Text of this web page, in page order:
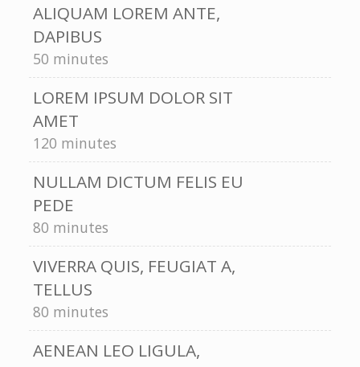
ALIQUAM LOREM ANTE,
DAPIBUS
50 minutes
LOREM IPSUM DOLOR SIT
AMET
120 minutes
NULLAM DICTUM FELIS EU
PEDE
80 minutes
VIVERRA QUIS, FEUGIAT A,
TELLUS
80 minutes
AENEAN LEO LIGULA,